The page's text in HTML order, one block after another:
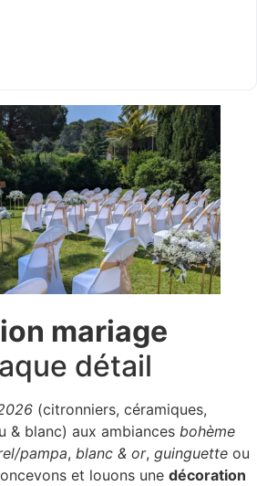
mariage
détail
(citronniers, céramiques,
& blanc) aux ambiances bohème
pampa, blanc & or, guinguette ou
et louons une décoration